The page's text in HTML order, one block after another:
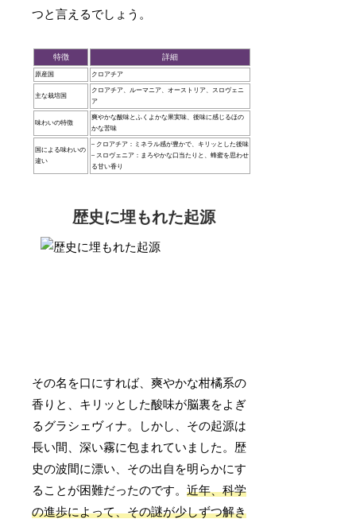
つと言えるでしょう。
特徴 詳細
原産国 クロアチア
主な栽培国
クロアチア、ルーマニア、オーストリア、スロヴェニ
ア
味わいの特徴
爽やかな酸味とふくよかな果実味、後味に感じるほの
かな苦味
国による味わいの
違い
– クロアチア：ミネラル感が豊かで、キリッとした後味
– スロヴェニア：まろやかな口当たりと、蜂蜜を思わせ
る甘い香り
歴史に埋もれた起源
その名を口にすれば、爽やかな柑橘系の
香りと、キリッとした酸味が脳裏をよぎ
るグラシェヴィナ。しかし、その起源は
長い間、深い霧に包まれていました。歴
史の波間に漂い、その出自を明らかにす
ることが困難だったのです。近年、科学
の進歩によって、その謎が少しずつ解き